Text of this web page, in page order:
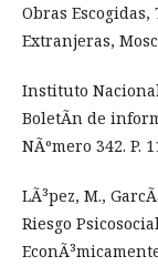
Obras
Extranjeras,
Instituto Nacional
BoletÃ­n de
NÃºmero 342. P.
LÃ³pez, M.,
Riesgo